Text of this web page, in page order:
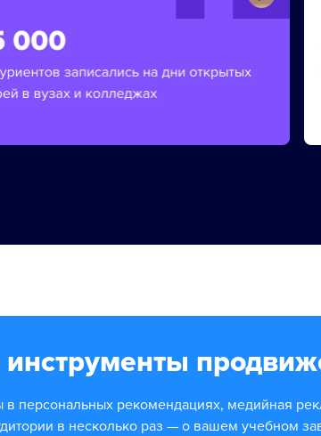
в персональных рекомендациях, медийная
в несколько раз — о вашем учебном